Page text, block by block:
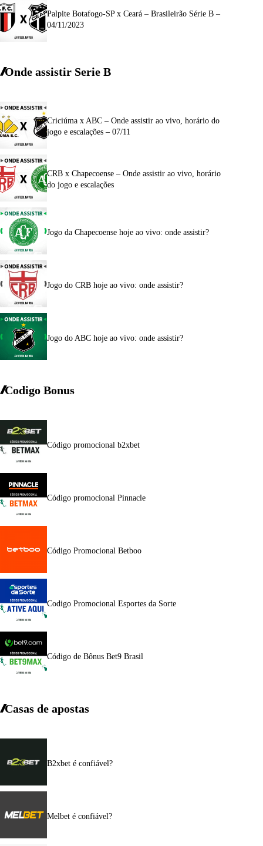
Palpite Botafogo-SP x Ceará – Brasileirão Série B –
04/11/2023
Onde assistir Serie B
Criciúma x ABC – Onde assistir ao vivo, horário do
jogo e escalações – 07/11
CRB x Chapecoense – Onde assistir ao vivo, horário
do jogo e escalações
Jogo da Chapecoense hoje ao vivo: onde assistir?
Jogo do CRB hoje ao vivo: onde assistir?
Jogo do ABC hoje ao vivo: onde assistir?
Codigo Bonus
Código promocional b2xbet
Código promocional Pinnacle
Código Promocional Betboo
Codigo Promocional Esportes da Sorte
Código de Bônus Bet9 Brasil
Casas de apostas
B2xbet é confiável?
Melbet é confiável?